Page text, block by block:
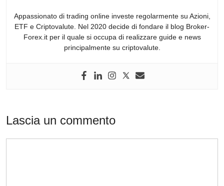
Appassionato di trading online investe regolarmente su Azioni,
ETF e Criptovalute. Nel 2020 decide di fondare il blog Broker-
Forex.it per il quale si occupa di realizzare guide e news
principalmente su criptovalute.
Lascia un commento